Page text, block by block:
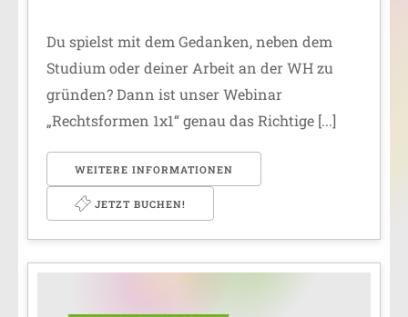
Du spielst mit dem Gedanken, neben dem
Studium oder deiner Arbeit an der WH zu
gründen? Dann ist unser Webinar
„Rechtsformen 1x1“ genau das Richtige [...]
WEITERE INFORMATIONEN
JETZT BUCHEN!